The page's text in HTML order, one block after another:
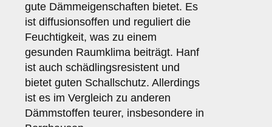
gute Dämmeigenschaften bietet. Es
ist diffusionsoffen und reguliert die
Feuchtigkeit, was zu einem
gesunden Raumklima beiträgt. Hanf
ist auch schädlingsresistent und
bietet guten Schallschutz. Allerdings
ist es im Vergleich zu anderen
Dämmstoffen teurer, insbesondere in